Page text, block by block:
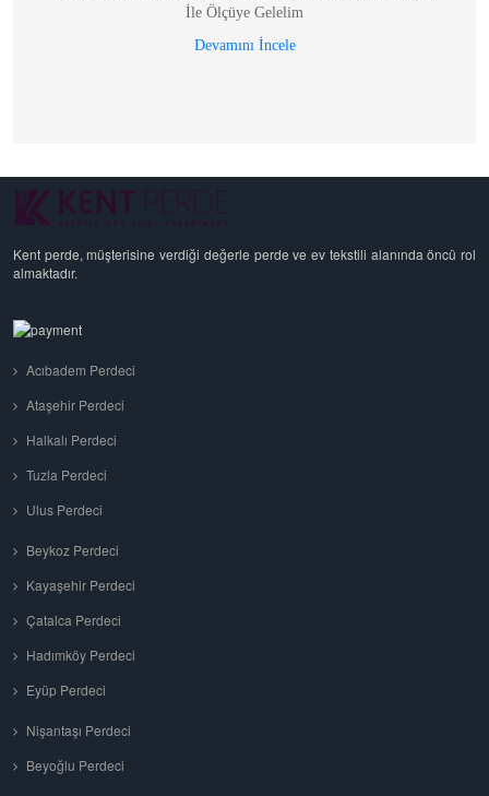
İle Ölçüye Gelelim
Devamını İncele
Kent perde, müşterisine verdiği değerle perde ve ev tekstili alanında öncü rol
almaktadır.
Acıbadem Perdeci
Ataşehir Perdeci
Halkalı Perdeci
Tuzla Perdeci
Ulus Perdeci
Beykoz Perdeci
Kayaşehir Perdeci
Çatalca Perdeci
Hadımköy Perdeci
Eyüp Perdeci
Nişantaşı Perdeci
Beyoğlu Perdeci